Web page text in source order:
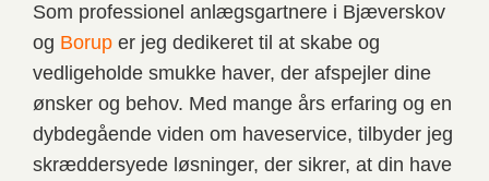
Som professionel anlægsgartnere i Bjæverskov
og Borup er jeg dedikeret til at skabe og
vedligeholde smukke haver, der afspejler dine
ønsker og behov. Med mange års erfaring og en
dybdegående viden om haveservice, tilbyder jeg
skræddersyede løsninger, der sikrer, at din have